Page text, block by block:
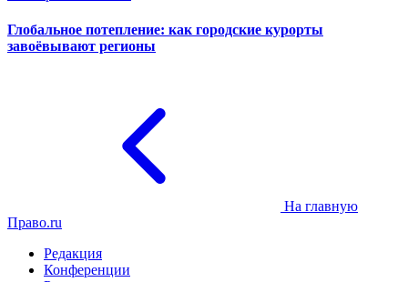
Глобальное потепление: как городские курорты
завоёвывают регионы
На главную
Право.ru
Редакция
Конференции